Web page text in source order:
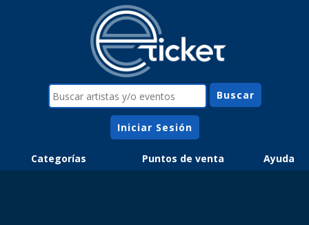
Iniciar Sesión
Categorías Puntos de venta Ayuda